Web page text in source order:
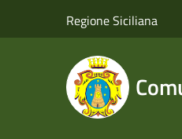
Regione Siciliana